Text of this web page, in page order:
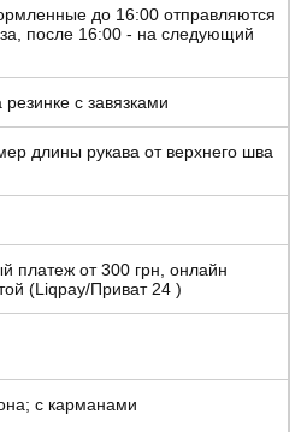
до 16:00 отправляются
после 16:00 - на следующий
с завязками
длины рукава от верхнего шва
платеж от 300 грн, онлайн
(Liqpay/Приват 24 )
с карманами